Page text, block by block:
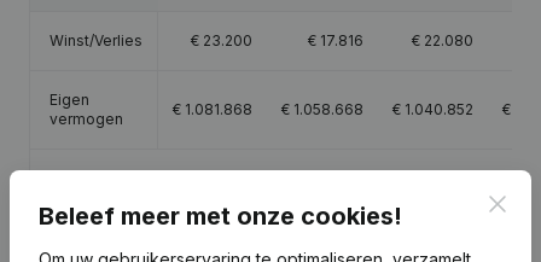
Winst/Verlies € 23.200 € 17.816 € 22.080
Eigen
vermogen
€ 1.081.868 € 1.058.668 € 1.040.852 €
Beleef meer met onze cookies!